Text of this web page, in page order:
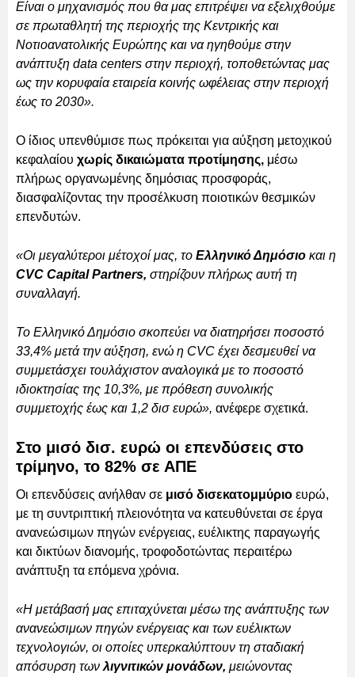
Είναι ο μηχανισμός που θα μας επιτρέψει να εξελιχθούμε
σε πρωταθλητή της περιοχής της Κεντρικής και
Νοτιοανατολικής Ευρώπης και να ηγηθούμε στην
ανάπτυξη data centers στην περιοχή, τοποθετώντας μας
ως την κορυφαία εταιρεία κοινής ωφέλειας στην περιοχή
έως το 2030».
Ο ίδιος υπενθύμισε πως πρόκειται για αύξηση μετοχικού
κεφαλαίου χωρίς δικαιώματα προτίμησης, μέσω
πλήρως οργανωμένης δημόσιας προσφοράς,
διασφαλίζοντας την προσέλκυση ποιοτικών θεσμικών
επενδυτών.
«Οι μεγαλύτεροι μέτοχοί μας, το Ελληνικό Δημόσιο και η
CVC Capital Partners, στηρίζουν πλήρως αυτή τη
συναλλαγή.
Το Ελληνικό Δημόσιο σκοπεύει να διατηρήσει ποσοστό
33,4% μετά την αύξηση, ενώ η CVC έχει δεσμευθεί να
συμμετάσχει τουλάχιστον αναλογικά με το ποσοστό
ιδιοκτησίας της 10,3%, με πρόθεση συνολικής
συμμετοχής έως και 1,2 δισ ευρώ», ανέφερε σχετικά.
Στο μισό δισ. ευρώ οι επενδύσεις στο
τρίμηνο, το 82% σε ΑΠΕ
Οι επενδύσεις ανήλθαν σε μισό δισεκατομμύριο ευρώ,
με τη συντριπτική πλειονότητα να κατευθύνεται σε έργα
ανανεώσιμων πηγών ενέργειας, ευέλικτης παραγωγής
και δικτύων διανομής, τροφοδοτώντας περαιτέρω
ανάπτυξη τα επόμενα χρόνια.
«Η μετάβασή μας επιταχύνεται μέσω της ανάπτυξης των
ανανεώσιμων πηγών ενέργειας και των ευέλικτων
τεχνολογιών, οι οποίες υπερκαλύπτουν τη σταδιακή
απόσυρση των λιγνιτικών μονάδων, μειώνοντας